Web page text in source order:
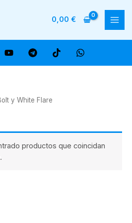
0,00 €
y White Flare
productos que coincidan